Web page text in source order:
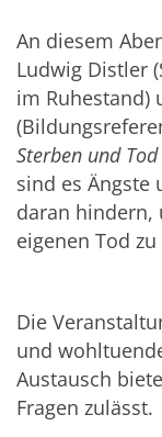
An diesem
Ludwig Distler
im Ruhestand)
Sterben und Tod
sind es Ängste
daran hindern,
eigenen Tod
Die
und
Austausch
Fragen zulässt.